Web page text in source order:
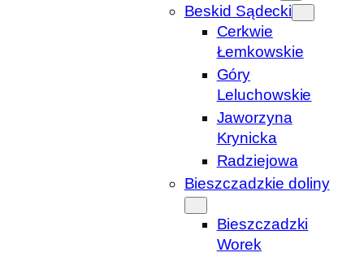
Beskid Sądecki
Cerkwie
Łemkowskie
Góry
Leluchowskie
Jaworzyna
Krynicka
Radziejowa
Bieszczadzkie doliny
Bieszczadzki
Worek